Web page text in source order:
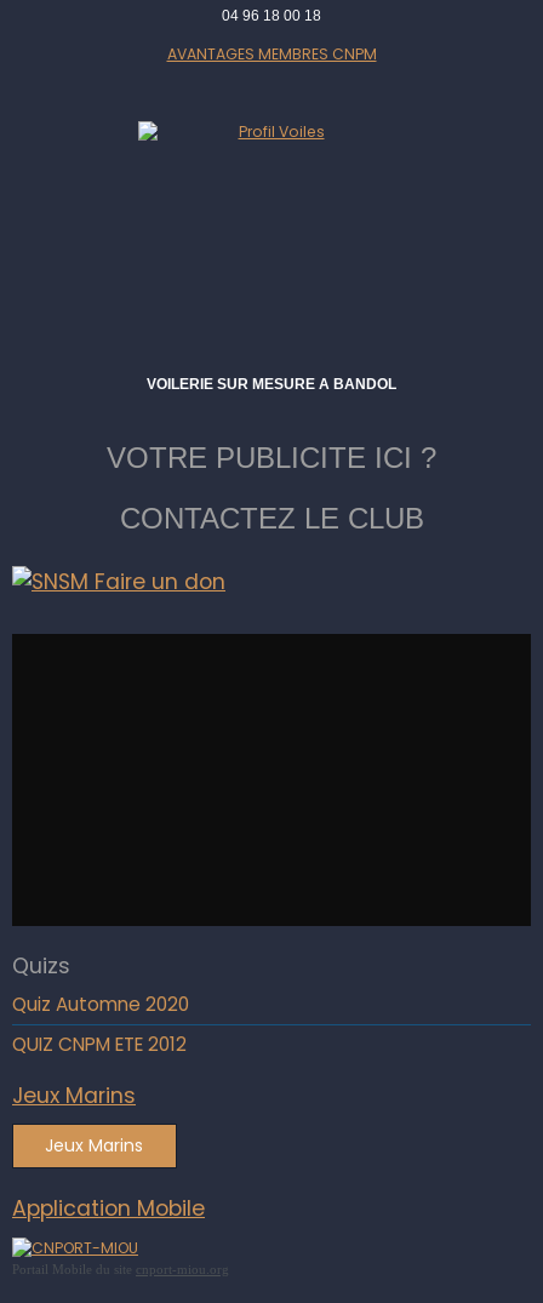
04 96 18 00 18
AVANTAGES MEMBRES CNPM
VOILERIE SUR MESURE A BANDOL
VOTRE PUBLICITE ICI ?
CONTACTEZ LE CLUB
Quizs
Quiz Automne 2020
QUIZ CNPM ETE 2012
Jeux Marins
Jeux Marins
Application Mobile
Portail Mobile du site cnport-miou.org